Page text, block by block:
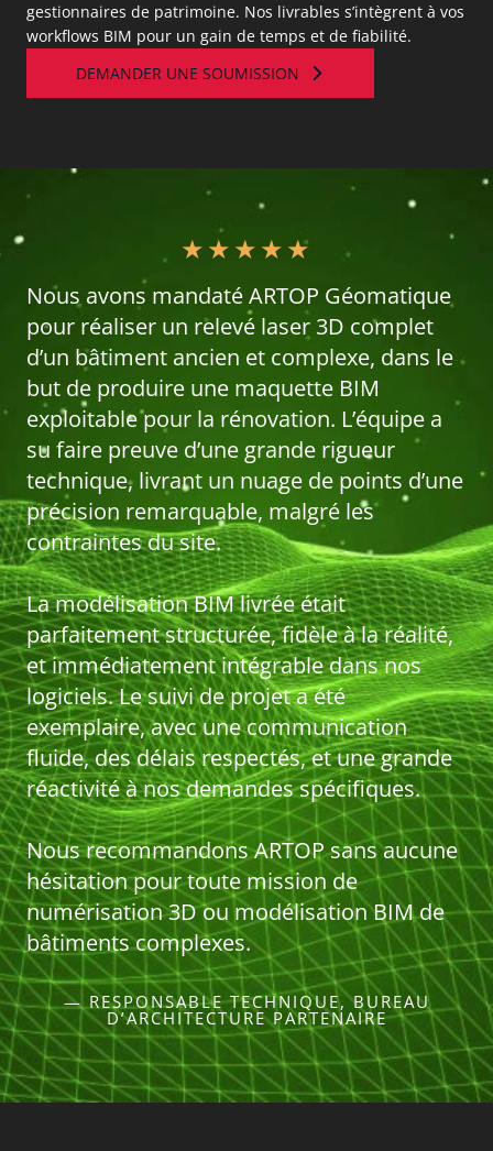
gestionnaires de patrimoine. Nos livrables s’intègrent à vos
workflows BIM pour un gain de temps et de fiabilité.
DEMANDER UNE SOUMISSION
★★★★★
Nous avons mandaté ARTOP Géomatique
pour réaliser un relevé laser 3D complet
d’un bâtiment ancien et complexe, dans le
but de produire une maquette BIM
exploitable pour la rénovation. L’équipe a
su faire preuve d’une grande rigueur
technique, livrant un nuage de points d’une
précision remarquable, malgré les
contraintes du site.
La modélisation BIM livrée était
parfaitement structurée, fidèle à la réalité,
et immédiatement intégrable dans nos
logiciels. Le suivi de projet a été
exemplaire, avec une communication
fluide, des délais respectés, et une grande
réactivité à nos demandes spécifiques.
Nous recommandons ARTOP sans aucune
hésitation pour toute mission de
numérisation 3D ou modélisation BIM de
bâtiments complexes.
— RESPONSABLE TECHNIQUE, BUREAU
D’ARCHITECTURE PARTENAIRE